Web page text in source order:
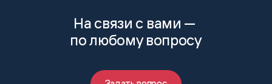
На связи с вами —
по любому вопросу